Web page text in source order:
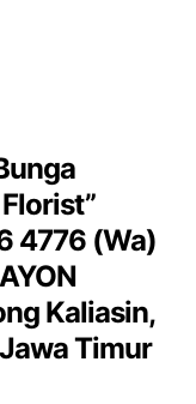
4776 (Wa)
Kaliasin,
Timur